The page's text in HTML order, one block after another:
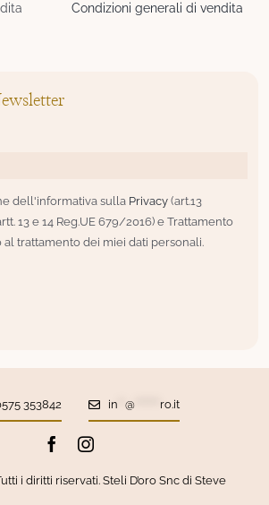
Condizioni generali di vendita
dell'informativa sulla Privacy (art.13
13 e 14 Reg.UE 679/2016) e Trattamento
al trattamento dei miei dati personali.
353842 in @******* ro.it
i diritti riservati. Steli D’oro Snc di Steve